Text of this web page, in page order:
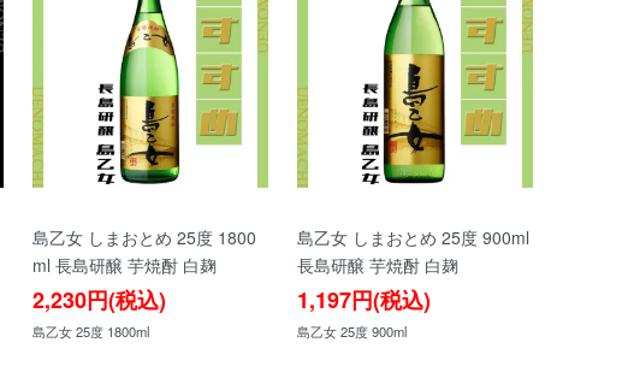
島乙女 しまおとめ 25度 1800
ml 長島研醸 芋焼酎 白麹
2,230円(税込)
島乙女 25度 1800ml
島乙女 しまおとめ 25度 900ml
長島研醸 芋焼酎 白麹
1,197円(税込)
島乙女 25度 900ml